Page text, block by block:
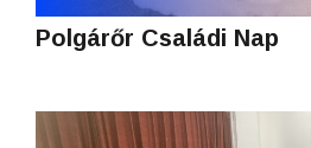
Polgárőr Családi Nap